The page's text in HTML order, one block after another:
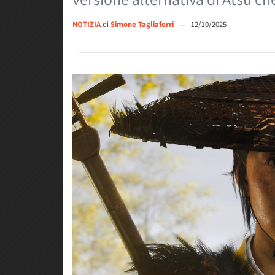
NOTIZIAdi Simone Tagliaferri — 12/10/2025